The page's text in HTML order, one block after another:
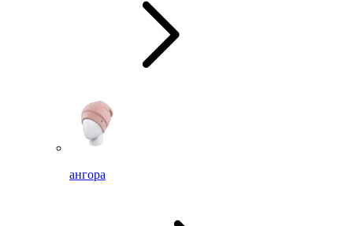
ангора